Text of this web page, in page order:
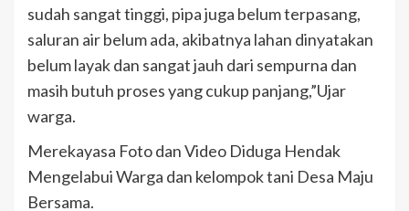
sudah sangat tinggi, pipa juga belum terpasang,
saluran air belum ada, akibatnya lahan dinyatakan
belum layak dan sangat jauh dari sempurna dan
masih butuh proses yang cukup panjang,”Ujar
warga.
Merekayasa Foto dan Video Diduga Hendak
Mengelabui Warga dan kelompok tani Desa Maju
Bersama.